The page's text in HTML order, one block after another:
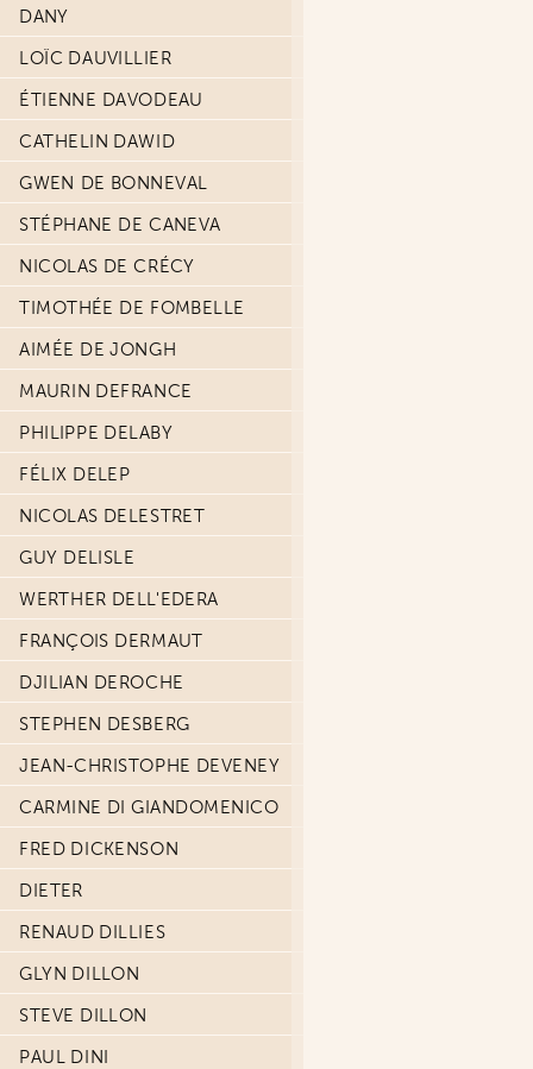
DANY
LOÏC DAUVILLIER
ÉTIENNE DAVODEAU
CATHELIN DAWID
GWEN DE BONNEVAL
STÉPHANE DE CANEVA
NICOLAS DE CRÉCY
TIMOTHÉE DE FOMBELLE
AIMÉE DE JONGH
MAURIN DEFRANCE
PHILIPPE DELABY
FÉLIX DELEP
NICOLAS DELESTRET
GUY DELISLE
WERTHER DELL'EDERA
FRANÇOIS DERMAUT
DJILIAN DEROCHE
STEPHEN DESBERG
JEAN-CHRISTOPHE DEVENEY
CARMINE DI GIANDOMENICO
FRED DICKENSON
DIETER
RENAUD DILLIES
GLYN DILLON
STEVE DILLON
PAUL DINI